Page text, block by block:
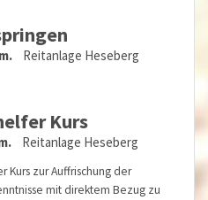
Reitanlage Heseberg
Kurs
Reitanlage Heseberg
Kurs zur Auffrischung der
mit direktem Bezug zu